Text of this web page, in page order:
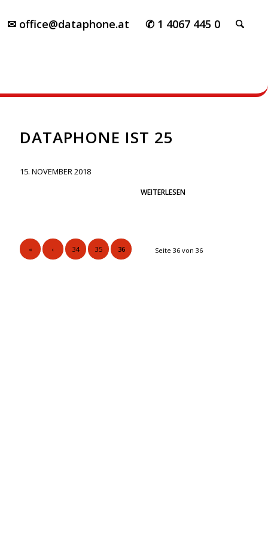
✉ office@dataphone.at ✆ 1 4067 445 0
DATAPHONE IST 25
15. NOVEMBER 2018
WEITERLESEN
Seite 36 von 36
« ‹ 34 35 36